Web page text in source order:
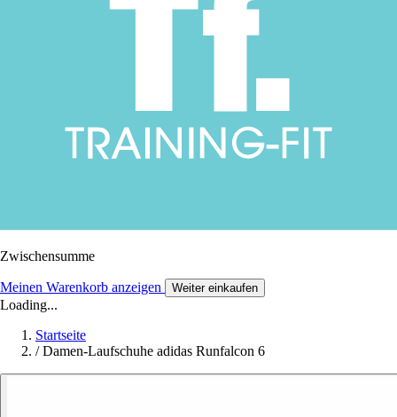
Zwischensumme
Meinen Warenkorb anzeigen Weiter einkaufen
Loading...
Startseite
/ Damen-Laufschuhe adidas Runfalcon 6